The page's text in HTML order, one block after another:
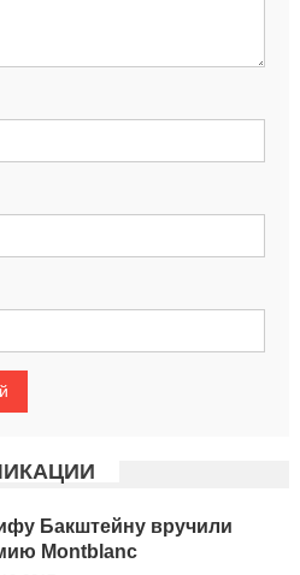
Бакштейну вручили
Montblanc